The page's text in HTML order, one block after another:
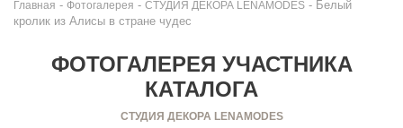
Главная - Фотогалерея - СТУДИЯ ДЕКОРА LENAMODES - Белый
кролик из Алисы в стране чудес
ФОТОГАЛЕРЕЯ УЧАСТНИКА
КАТАЛОГА
СТУДИЯ ДЕКОРА LENAMODES